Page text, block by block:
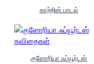
காற்றின் பாடல்
குளோரியா ஃப்யூர்டஸ்